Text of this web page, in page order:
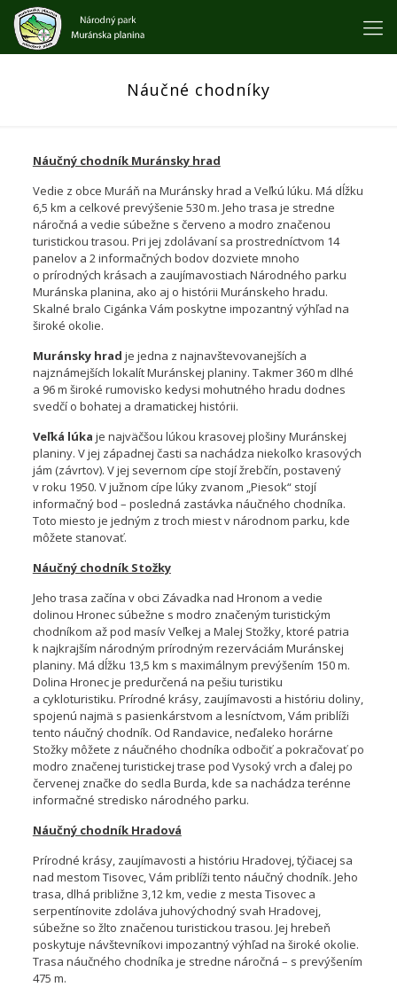
Náučné chodníky
Náučný chodník Muránsky hrad
Vedie z obce Muráň na Muránsky hrad a Veľkú lúku. Má dĺžku
6,5 km a celkové prevýšenie 530 m. Jeho trasa je stredne
náročná a vedie súbežne s červeno a modro značenou
turistickou trasou. Pri jej zdolávaní sa prostredníctvom 14
panelov a 2 informačných bodov dozviete mnoho
o prírodných krásach a zaujímavostiach Národného parku
Muránska planina, ako aj o histórii Muránskeho hradu.
Skalné bralo Cigánka Vám poskytne impozantný výhľad na
široké okolie.
Muránsky hrad je jedna z najnavštevovanejších a
najznámejších lokalít Muránskej planiny. Takmer 360 m dlhé
a 96 m široké rumovisko kedysi mohutného hradu dodnes
svedčí o bohatej a dramatickej histórii.
Veľká lúka je najväčšou lúkou krasovej plošiny Muránskej
planiny. V jej západnej časti sa nachádza niekoľko krasových
jám (závrtov). V jej severnom cípe stojí žrebčín, postavený
v roku 1950. V južnom cípe lúky zvanom „Piesok“ stojí
informačný bod – posledná zastávka náučného chodníka.
Toto miesto je jedným z troch miest v národnom parku, kde
môžete stanovať.
Náučný chodník Stožky
Jeho trasa začína v obci Závadka nad Hronom a vedie
dolinou Hronec súbežne s modro značeným turistickým
chodníkom až pod masív Veľkej a Malej Stožky, ktoré patria
k najkrajším národným prírodným rezerváciám Muránskej
planiny. Má dĺžku 13,5 km s maximálnym prevýšením 150 m.
Dolina Hronec je predurčená na pešiu turistiku
a cykloturistiku. Prírodné krásy, zaujímavosti a históriu doliny,
spojenú najmä s pasienkárstvom a lesníctvom, Vám priblíži
tento náučný chodník. Od Randavice, neďaleko horárne
Stožky môžete z náučného chodníka odbočiť a pokračovať po
modro značenej turistickej trase pod Vysoký vrch a ďalej po
červenej značke do sedla Burda, kde sa nachádza terénne
informačné stredisko národného parku.
Náučný chodník Hradová
Prírodné krásy, zaujímavosti a históriu Hradovej, týčiacej sa
nad mestom Tisovec, Vám priblíži tento náučný chodník. Jeho
trasa, dlhá približne 3,12 km, vedie z mesta Tisovec a
serpentínovite zdoláva juhovýchodný svah Hradovej,
súbežne so žlto značenou turistickou trasou. Jej hrebeň
poskytuje návštevníkovi impozantný výhľad na široké okolie.
Trasa náučného chodníka je stredne náročná – s prevýšením
475 m.